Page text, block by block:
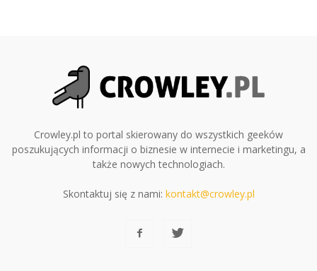
Crowley.pl to portal skierowany do wszystkich geeków
poszukujących informacji o biznesie w internecie i marketingu, a
także nowych technologiach.
Skontaktuj się z nami: kontakt@crowley.pl